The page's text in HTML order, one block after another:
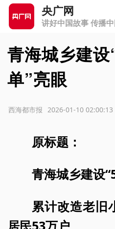
央广网
讲好中国故事 传播
青海城乡建
单”亮眼
2026-01-10 02:00:13
西海都市报
原标题：
青海城乡建设
累计改造老旧